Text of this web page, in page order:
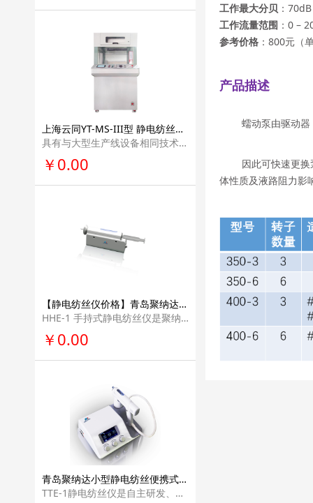
工作最大分贝 ：70dB
工作流量范围 ：0 –
参考价格 ：800元（
产品描述
蠕动泵由驱动
因此可快速更
体性质及液路阻力影
上海云同YT-MS-III型 静电纺丝实验室设备纳米纤维科研单位实验室设备仪器
具有与大型生产线设备相同技术的螺旋无针纺纳米 纤维发生系统。该设备采用两个螺杆作为纺丝电极进行纺丝，可方便快捷的调节两个纺 丝电极的间距，以及与接收极的间距。
￥0.00
【静电纺丝仪价格】青岛聚纳达纳手持式纳米纤维静电纺丝仪画个小型便携型教学科普学校科研医疗多功能实验室电纺丝设备HHE-1
HHE-1 手持式静电纺丝仪是聚纳达科技有限公司研发制作，专用于实验室的便携手持 装置，其大小等同于手机，小巧轻便，方便携带，可用于静电纺丝前期实验、课堂演示 或学生创新性试验，还可应用于伤口敷料制备，能及时对伤口进行保护。
￥0.00
青岛聚纳达小型静电纺丝便携式轻型纳米纤维仪器学校教学用医疗美容科研单位实验室电纺丝设备TTE-1
TTE-1静电纺丝仪是自主研发、生产的实验设备，主要用于科研领域实现静电纺丝制 备微纳米纤维。设备具有很好的便携性、整体性、可控性，同时加入了静电安全防 护、人体工程学等设计，在使用过程中具有安全、高效、灵活等特点。